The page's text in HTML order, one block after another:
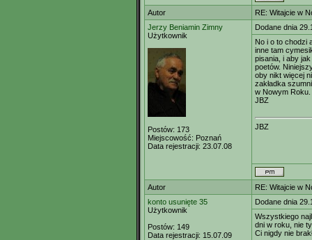
Autor
RE: Witajcie w
Jerzy Beniamin Zimny
Użytkownik
Postów: 173
Miejscowość: Poznań
Data rejestracji: 23.07.08
Dodane dnia
No i o to chodzi
inne tam
pisania, i aby
poetów.
oby nikt więcej
zakładka
w Nowym Roku.
JBZ
JBZ
Autor
RE: Witajcie w
konto usunięte 35
Użytkownik
Postów: 149
Data rejestracji: 15.07.09
Dodane dnia
Wszystkiego
dni w roku, nie
Ci nigdy nie